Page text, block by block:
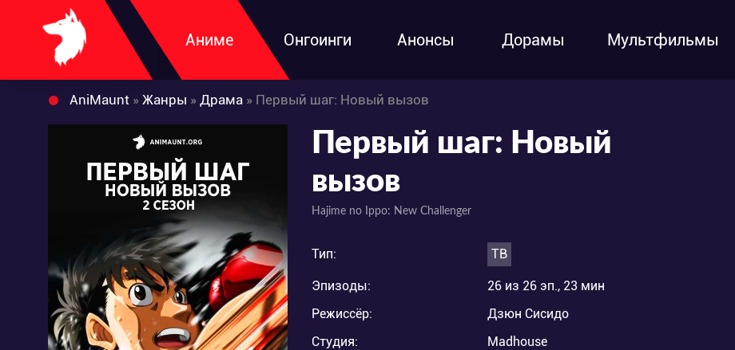
Аниме Онгоинги Анонсы Дорамы Мультфильмы
AniMaunt » Жанры » Драма » Первый шаг: Новый вызов
Первый шаг: Новый
вызов
Hajime no Ippo: New Challenger
Тип: ТВ
Эпизоды:
26 из 26 эп., 23 мин
Режиссёр:
Дзюн Сисидо
Студия:
Madhouse